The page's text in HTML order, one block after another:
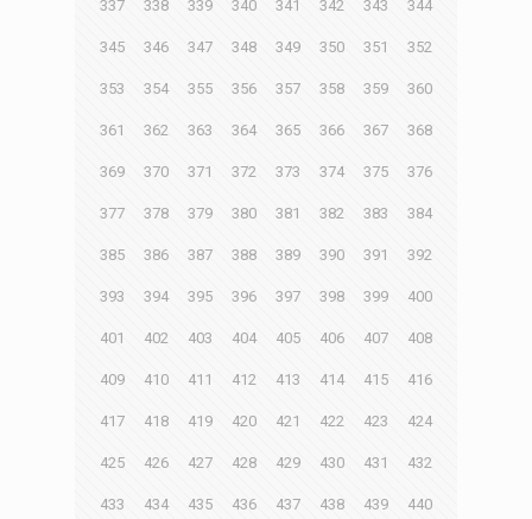
337 338 339 340 341 342 343 344
345 346 347 348 349 350 351 352
353 354 355 356 357 358 359 360
361 362 363 364 365 366 367 368
369 370 371 372 373 374 375 376
377 378 379 380 381 382 383 384
385 386 387 388 389 390 391 392
393 394 395 396 397 398 399 400
401 402 403 404 405 406 407 408
409 410 411 412 413 414 415 416
417 418 419 420 421 422 423 424
425 426 427 428 429 430 431 432
433 434 435 436 437 438 439 440